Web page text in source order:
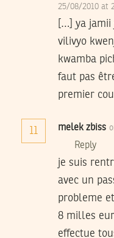
25/08/2010 at
[…] ya jamii
vilivyo
kwamba
faut pas
premier
11 melek zbiss
Reply
je suis
avec un
probleme
8 milles
effectue